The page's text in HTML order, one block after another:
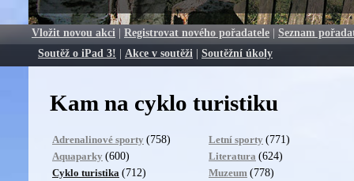
Vložit novou akci | Registrovat nového pořadatele | Seznam
Soutěž o iPad 3! | Akce v soutěži | Soutěžní úkoly
Kam na cyklo turistiku
Adrenalinové sporty (758)
Aquaparky (600)
Cyklo turistika (712)
Letní sporty (771)
Literatura (624)
Muzeum (778)